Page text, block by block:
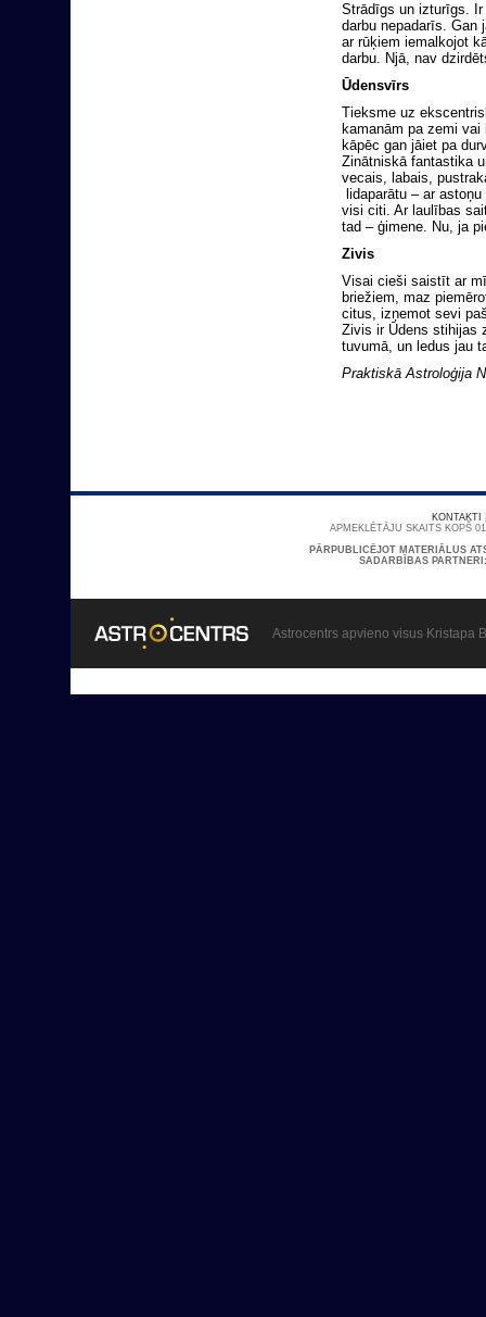
Strādīgs un izturīgs.
darbu nepadarīs. Gan
ar rūķiem iemalkojot
darbu. Njā, nav
Ūdensvīrs
Tieksme uz
kamanām pa zemi
kāpēc gan jāiet pa
Zinātniskā fantastika
vecais, labais,
lidaparātu – ar
visi citi. Ar laulības
tad – ģimene. Nu, ja
Zivis
Visai cieši saistīt ar
briežiem, maz
citus, izņemot sevi
Zivis ir Ūdens stihijas
tuvumā, un ledus jau
Praktiskā Astroloģija
KONTAKTI
APMEKLĒTĀJU SKAITS KOPŠ
PĀRPUBLICĒJOT MATERIĀLUS
SADARBĪBAS
Astrocentrs apvieno visus Kristapa